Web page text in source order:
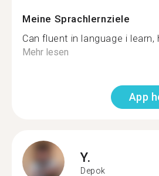
Meine Sprachlernziele
Can fluent in language i learn,
Mehr lesen
App
Y.
Depok